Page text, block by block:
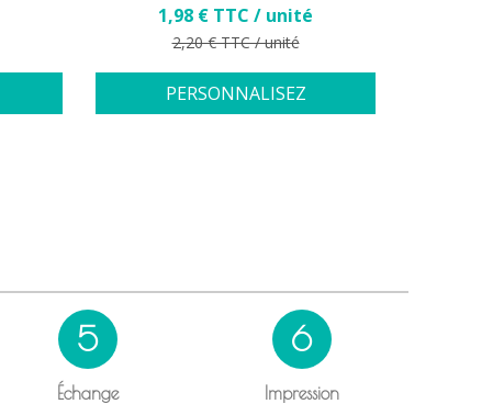
Prix
1,98 € TTC / unité
Prix de base
2,20 € TTC / unité
PERSONNALISEZ
5
Échange
6
Impression